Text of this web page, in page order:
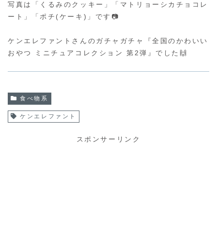
写真は「くるみのクッキー」「マトリョーシカチョコレ
ート」「ポチ(ケーキ)」です📷
ケンエレファントさんのガチャガチャ『全国のかわいい
おやつ ミニチュアコレクション 第2弾』 でした🙌
食べ物系
ケンエレファント
スポンサーリンク